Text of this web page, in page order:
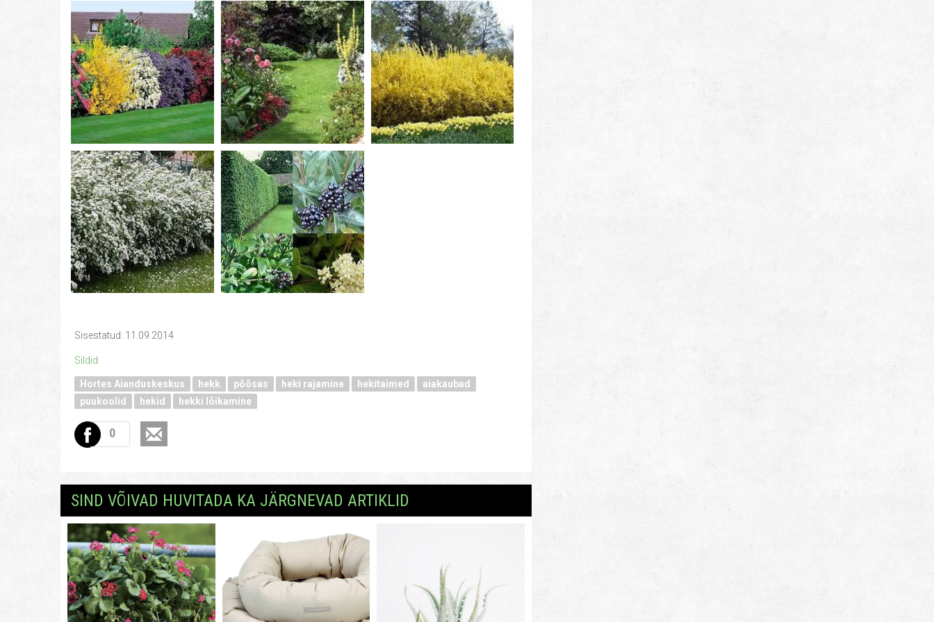
Sisestatud: 11.09.2014
Sildid:
Hortes Aianduskeskus hekk põõsas heki rajamine hekitaimed
aiakaubad
puukoolid
hekid hekki lõikamine
0
SIND VÕIVAD HUVITADA KA JÄRGNEVAD ARTIKLID